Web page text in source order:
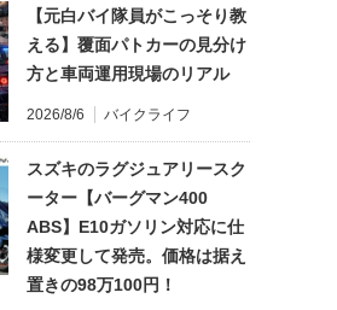
【元白バイ隊員がこっそり教
える】覆面パトカーの見分け
方と車両運用現場のリアル
2026/8/6 バイクライフ
スズキのラグジュアリースク
ーター【バーグマン400
ABS】E10ガソリン対応に仕
様変更して発売。価格は据え
置きの98万100円！